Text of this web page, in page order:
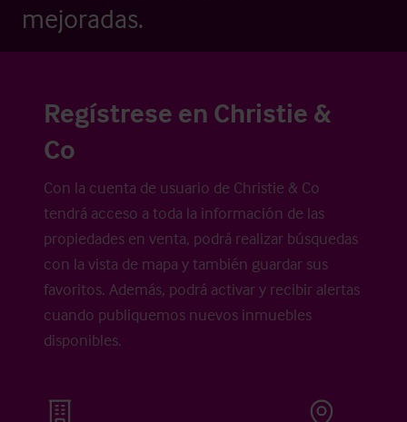
mejoradas.
Regístrese en Christie &
Co
Con la cuenta de usuario de Christie & Co
tendrá acceso a toda la información de las
propiedades en venta, podrá realizar búsquedas
con la vista de mapa y también guardar sus
favoritos. Además, podrá activar y recibir alertas
cuando publiquemos nuevos inmuebles
disponibles.